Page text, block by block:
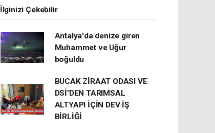
İlginizi Çekebilir
Antalya'da denize giren
Muhammet ve Uğur
boğuldu
BUCAK ZİRAAT ODASI VE
DSİ'DEN TARIMSAL
ALTYAPI İÇİN DEV İŞ
BİRLİĞİ